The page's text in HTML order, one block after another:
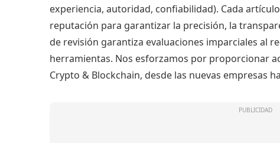
experiencia, autoridad, confiabilidad). Cada
reputación para garantizar la precisión, la
de revisión garantiza evaluaciones imparciales al
herramientas. Nos esforzamos por proporcionar
Crypto & Blockchain, desde las nuevas empresas